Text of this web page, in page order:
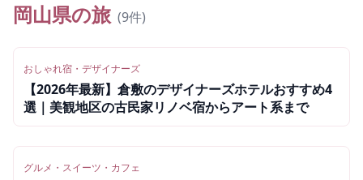
岡山県の旅 (9件)
おしゃれ宿・デザイナーズ
【2026年最新】倉敷のデザイナーズホテルおすすめ4
選｜美観地区の古民家リノベ宿からアート系まで
グルメ・スイーツ・カフェ